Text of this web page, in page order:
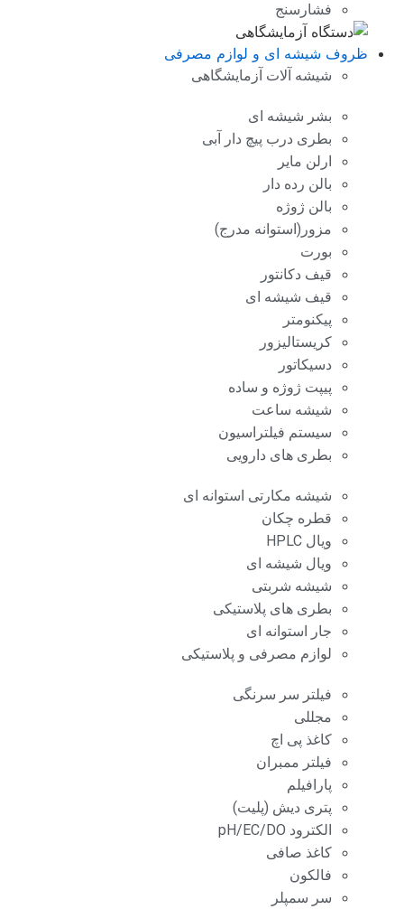
فشارسنج
ظروف شیشه ای و لوازم مصرفی
شیشه آلات آزمایشگاهی
بشر شیشه ای
بطری درب پیچ دار آبی
ارلن مایر
بالن رده دار
بالن ژوژه
مزور(استوانه مدرج)
بورت
قیف دکانتور
قیف شیشه ای
پیکنومتر
کریستالیزور
دسیکاتور
پیپت ژوژه و ساده
شیشه ساعت
سیستم فیلتراسیون
بطری های دارویی
شیشه مکارتی استوانه ای
قطره چکان
ویال HPLC
ویال شیشه ای
شیشه شربتی
بطری های پلاستیکی
جار استوانه ای
لوازم مصرفی و پلاستیکی
فیلتر سر سرنگی
مجللی
کاغذ پی اچ
فیلتر ممبران
پارافیلم
پتری دیش (پلیت)
الکترود pH/EC/DO
کاغذ صافی
فالکون
سر سمپلر